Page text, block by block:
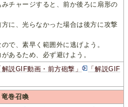
チャージすると、前か後ろに扇形の
に、光らなかった場合は後方に攻撃
で、素早く範囲外に逃げよう。
あるため、必ず避けよう。
解説GIF動画・前方砲撃」
「解説GIF
竜巻召喚